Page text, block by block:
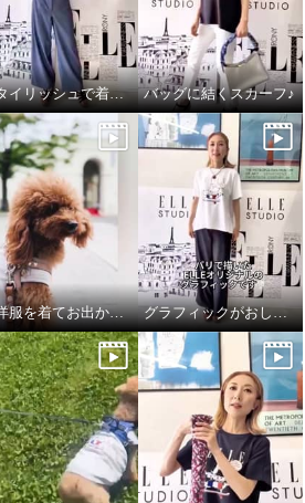
スタイリッシュで着心地良いデニムパンツ バッグに結くスカーフ♪
お洋服を着てお出かけ✧ペットウェア✧ グラフィックがおしゃれなTシャツ